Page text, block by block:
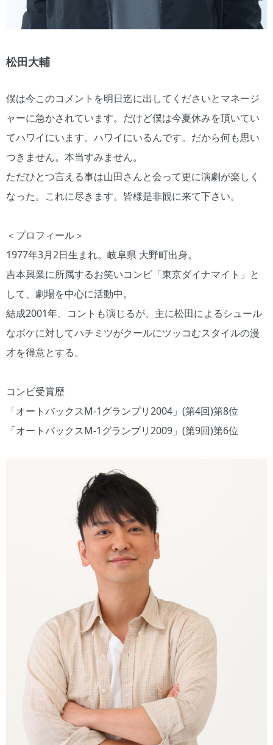
松田大輔
僕は今このコメントを明日迄に出してくださいとマネージ
ャーに急かされています。だけど僕は今夏休みを頂いてい
てハワイにいます。ハワイにいるんです。だから何も思い
つきません。本当すみません。
ただひとつ言える事は山田さんと会って更に演劇が楽しく
なった。これに尽きます。皆様是非観に来て下さい。
＜プロフィール＞
1977年3月2日生まれ。岐阜県 大野町出身。
吉本興業に所属するお笑いコンビ「東京ダイナマイト」と
して、劇場を中心に活動中。
結成2001年。コントも演じるが、主に松田によるシュール
なボケに対してハチミツがクールにツッコむスタイルの漫
才を得意とする。
コンビ受賞歴
「オートバックスM-1グランプリ2004」(第4回)第8位
「オートバックスM-1グランプリ2009」(第9回)第6位